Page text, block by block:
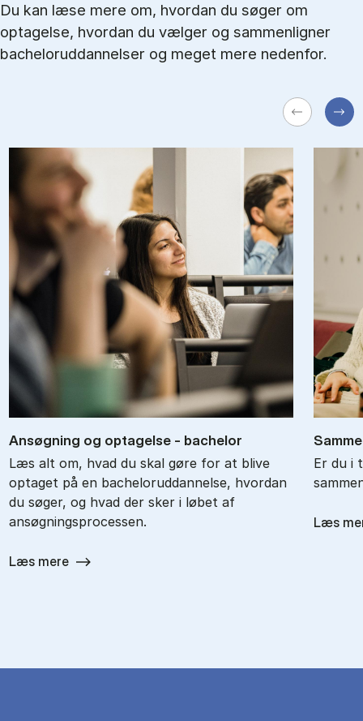
Du kan læse mere om, hvordan du søger om
optagelse, hvordan du vælger og sammenligner
bacheloruddannelser og meget mere nedenfor.
An­søg­ning og op­ta­gel­se - ba­chel­or
Læs alt om, hvad du skal gøre for at blive
optaget på en bacheloruddannelse, hvordan
du søger, og hvad der sker i løbet af
ansøgningsprocessen.
Læs mere
Er du i
Læs